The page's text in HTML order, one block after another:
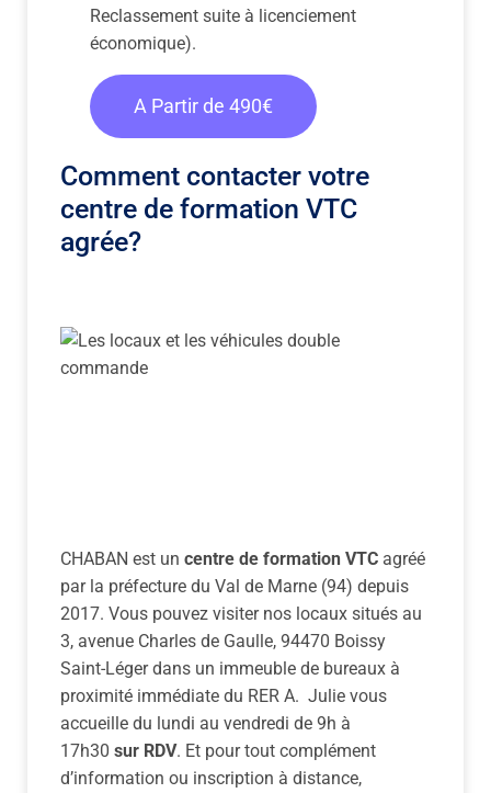
Reclassement suite à licenciement
économique).
A Partir de 490€
Comment contacter votre
centre de formation VTC
agrée?
CHABAN est un centre de formation VTC agréé
par la préfecture du Val de Marne (94) depuis
2017. Vous pouvez visiter nos locaux situés au
3, avenue Charles de Gaulle, 94470 Boissy
Saint-Léger dans un immeuble de bureaux à
proximité immédiate du RER A. Julie vous
accueille du lundi au vendredi de 9h à
17h30 sur RDV. Et pour tout complément
d’information ou inscription à distance,